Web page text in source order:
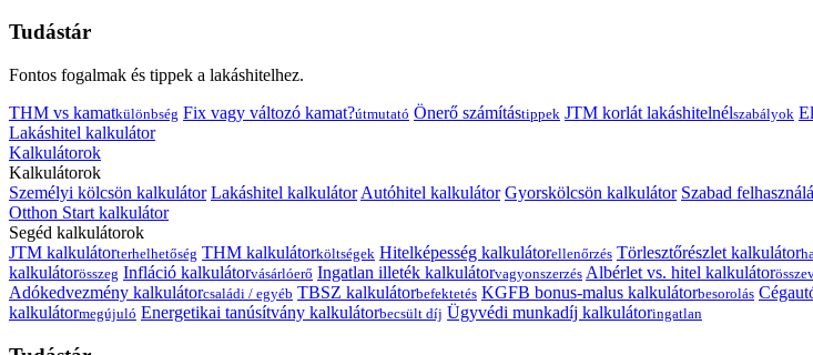
Tudástár
Fontos fogalmak és tippek a lakáshitelhez.
THM vs kamatkülönbség Fix vagy változó kamat?útmutató Önerő számítástippek JTM korlát lakáshitelnélszabályok
Lakáshitel kalkulátor
Kalkulátorok
Kalkulátorok
Személyi kölcsön kalkulátor Lakáshitel kalkulátor Autóhitel kalkulátor Gyorskölcsön kalkulátor Szabad
Otthon Start kalkulátor
Segéd kalkulátorok
JTM kalkulátorterhelhetőség THM kalkulátorköltségek Hitelképesség kalkulátorellenőrzés Törlesztőrészlet kalkulátor
kalkulátorösszeg Infláció kalkulátorvásárlóerő Ingatlan illeték kalkulátorvagyonszerzés Albérlet vs. hitel kalkulátor
Adókedvezmény kalkulátorcsaládi / egyéb TBSZ kalkulátorbefektetés KGFB bonus-malus kalkulátorbesorolás
kalkulátormegújuló Energetikai tanúsítvány kalkulátorbecsült díj Ügyvédi munkadíj kalkulátoringatlan